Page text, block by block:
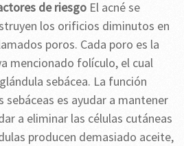
de riesgoEl acné se
los orificios diminutos en
poros. Cada poro es la
mencionado folículo, el cual
sebácea. La función
sebáceas es ayudar a mantener
a eliminar las células cutáneas
producen demasiado aceite,